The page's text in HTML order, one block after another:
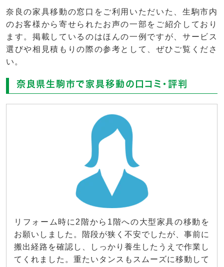
奈良の家具移動の窓口をご利用いただいた、生駒市内
のお客様から寄せられたお声の一部をご紹介しており
ます。掲載しているのはほんの一例ですが、サービス
選びや相見積もりの際の参考として、ぜひご覧くださ
い。
奈良県生駒市で家具移動の口コミ・評判
リフォーム時に2階から1階への大型家具の移動を
お願いしました。階段が狭く不安でしたが、事前に
搬出経路を確認し、しっかり養生したうえで作業し
てくれました。重たいタンスもスムーズに移動して